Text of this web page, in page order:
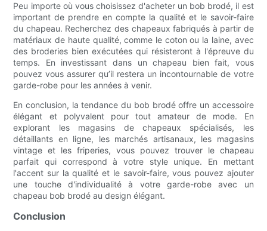
Peu importe où vous choisissez d'acheter un bob brodé, il est
important de prendre en compte la qualité et le savoir-faire
du chapeau. Recherchez des chapeaux fabriqués à partir de
matériaux de haute qualité, comme le coton ou la laine, avec
des broderies bien exécutées qui résisteront à l'épreuve du
temps. En investissant dans un chapeau bien fait, vous
pouvez vous assurer qu’il restera un incontournable de votre
garde-robe pour les années à venir.
En conclusion, la tendance du bob brodé offre un accessoire
élégant et polyvalent pour tout amateur de mode. En
explorant les magasins de chapeaux spécialisés, les
détaillants en ligne, les marchés artisanaux, les magasins
vintage et les friperies, vous pouvez trouver le chapeau
parfait qui correspond à votre style unique. En mettant
l'accent sur la qualité et le savoir-faire, vous pouvez ajouter
une touche d'individualité à votre garde-robe avec un
chapeau bob brodé au design élégant.
Conclusion